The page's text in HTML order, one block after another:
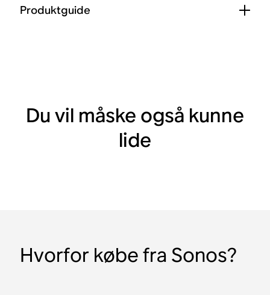
Produktguide
Du vil måske også kunne
lide
Hvorfor købe fra Sonos?